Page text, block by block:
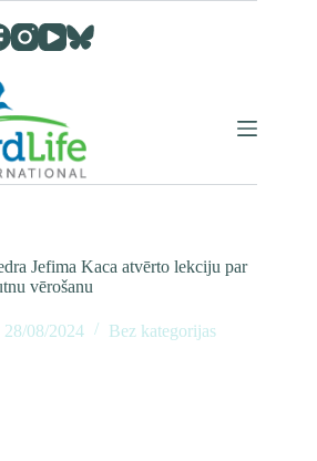
Jefima Kaca atvērto lekciju par
vērošanu
28/08/2024 Bez kategorijas